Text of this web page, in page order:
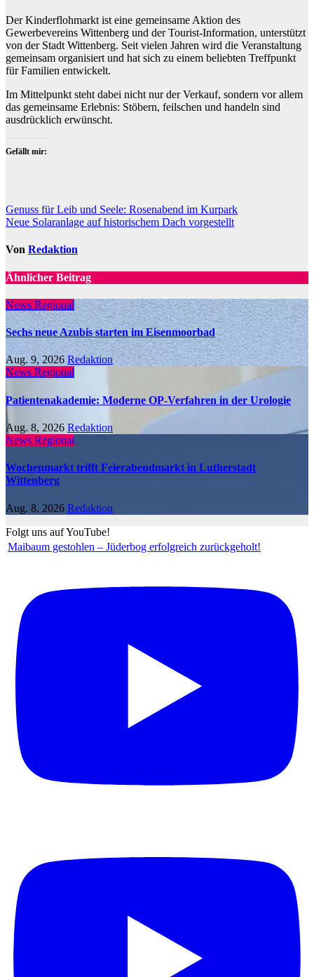
Der Kinderflohmarkt ist eine gemeinsame Aktion des
Gewerbevereins Wittenberg und der Tourist-Information, unterstützt
von der Stadt Wittenberg. Seit vielen Jahren wird die Veranstaltung
gemeinsam organisiert und hat sich zu einem beliebten Treffpunkt
für Familien entwickelt.
Im Mittelpunkt steht dabei nicht nur der Verkauf, sondern vor allem
das gemeinsame Erlebnis: Stöbern, feilschen und handeln sind
ausdrücklich erwünscht.
Gefällt mir:
Beitragsnavigation
Genuss für Leib und Seele: Rosenabend im Kurpark
Neue Solaranlage auf historischem Dach vorgestellt
Von Redaktion
Ähnlicher Beitrag
News Regional
Sechs neue Azubis starten im Eisenmoorbad
Aug. 9, 2026Redaktion
News Regional
Patientenakademie: Moderne OP-Verfahren in der Urologie
Aug. 8, 2026 Redaktion
News Regional
Wochenmarkt trifft Feierabendmarkt in Lutherstadt
Wittenberg
Aug. 8, 2026 Redaktion
Folgt uns auf YouTube!
Maibaum gestohlen – Jüderbog erfolgreich zurückgeholt!